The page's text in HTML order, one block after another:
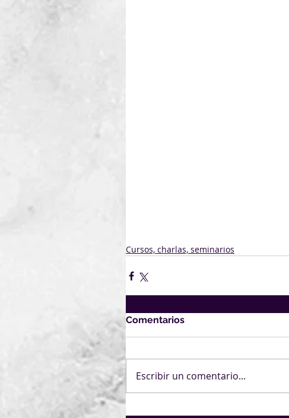
Cursos, charlas, seminarios
Comentarios
Escribir un comentario...